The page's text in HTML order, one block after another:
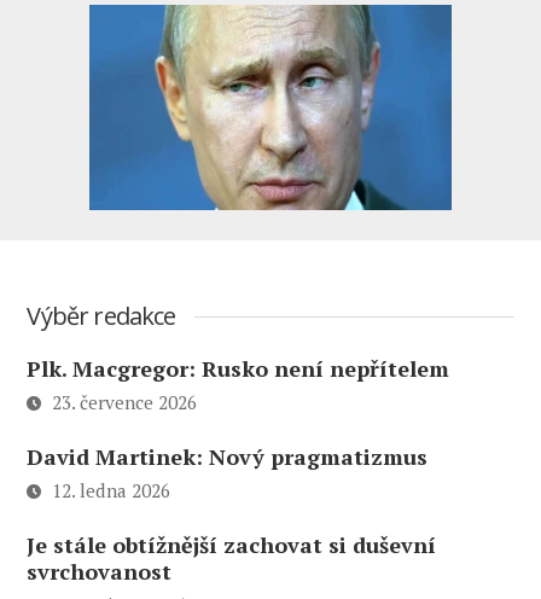
Výběr redakce
Plk. Macgregor: Rusko není nepřítelem
23. července 2026
David Martinek: Nový pragmatizmus
12. ledna 2026
Je stále obtížnější zachovat si duševní
svrchovanost